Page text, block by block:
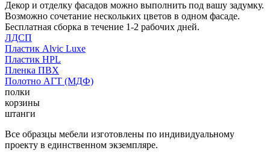
Декор и отделку фасадов можно выполнить под вашу задумку.
Возможно сочетание нескольких цветов в одном фасаде.
Бесплатная сборка в течение 1-2 рабочих дней.
ЛДСП
Пластик Alvic Luxe
Пластик HPL
Пленка ПВХ
Полотно АГТ (МДФ)
полки
корзины
штанги
Все образцы мебели изготовлены по индивидуальному
проекту в единственном экземпляре.